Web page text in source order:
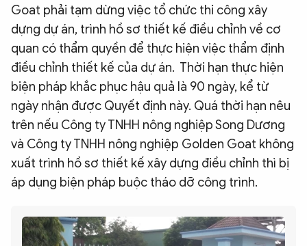
Goat phải tạm dừng việc tổ chức thi công xây
dựng dự án, trình hồ sơ thiết kế điều chỉnh về cơ
quan có thẩm quyền để thực hiện việc thẩm định
điều chỉnh thiết kế của dự án. Thời hạn thực hiện
biện pháp khắc phục hậu quả là 90 ngày, kể từ
ngày nhận được Quyết định này. Quá thời hạn nêu
trên nếu Công ty TNHH nông nghiệp Song Dương
và Công ty TNHH nông nghiệp Golden Goat không
xuất trình hồ sơ thiết kế xây dựng điều chỉnh thì bị
áp dụng biện pháp buộc tháo dỡ công trình.